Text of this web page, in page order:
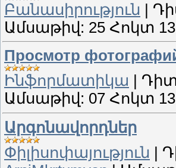
Բանասիրություն |
Ամսաթիվ: 25 Հոկտ 13
Просмотр
Ինֆորմատիկա
Ամսաթիվ: 07 Հոկտ 13
Արգոնավորդներ
Փիլիսոփայություն